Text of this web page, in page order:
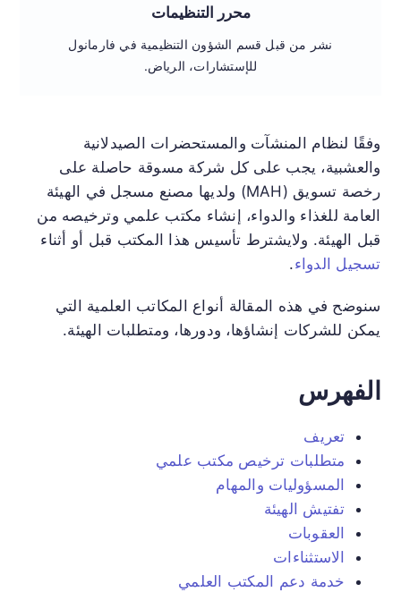
محرر التنظيمات
نشر من قبل قسم الشؤون التنظيمية في فارمانول
للإستشارات، الرياض.
وفقًا لنظام المنشآت والمستحضرات الصيدلانية
والعشبية، يجب على كل شركة مسوقة حاصلة على
رخصة تسويق (MAH) ولديها مصنع مسجل في الهيئة
العامة للغذاء والدواء، إنشاء مكتب علمي وترخيصه من
قبل الهيئة. ولايشترط تأسيس هذا المكتب قبل أو أثناء
تسجيل الدواء.
سنوضح في هذه المقالة أنواع المكاتب العلمية التي
يمكن للشركات إنشاؤها، ودورها، ومتطلبات الهيئة.
الفهرس
تعريف
متطلبات ترخيص مكتب علمي
المسؤوليات والمهام
تفتيش الهيئة
العقوبات
الاستثناءات
خدمة دعم المكتب العلمي